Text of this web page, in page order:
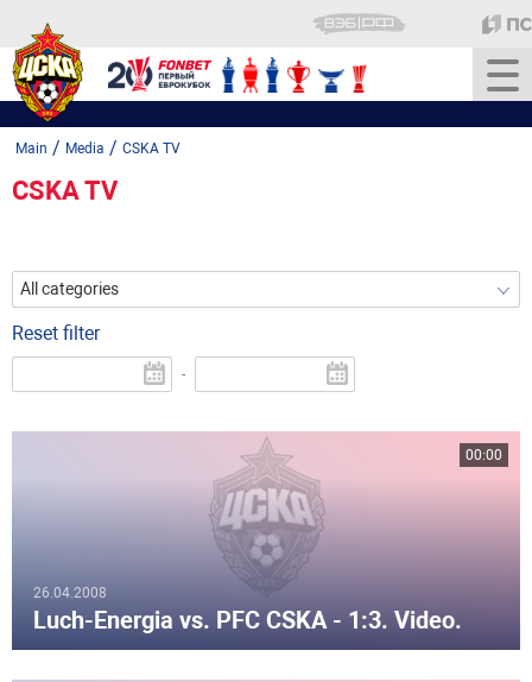
Main / Media / CSKA TV
CSKA TV
All categories
Reset filter
-
26.04.2008
Luch-Energia vs. PFC CSKA - 1:3. Video.
00:00